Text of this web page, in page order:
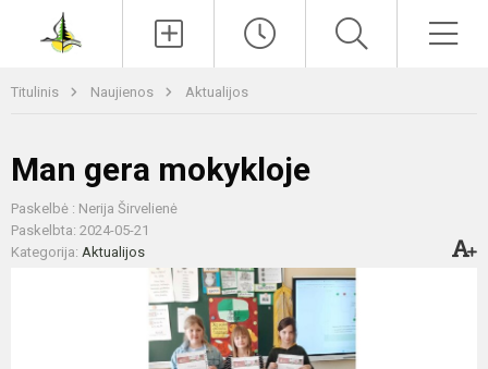
Titulinis Naujienos Aktualijos
Man gera mokykloje
Paskelbė : Nerija Širvelienė
Paskelbta: 2024-05-21
Kategorija: Aktualijos